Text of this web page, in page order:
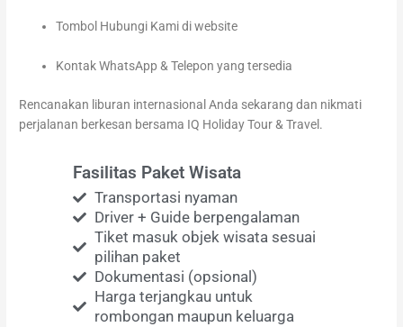
Tombol Hubungi Kami di website
Kontak WhatsApp & Telepon yang tersedia
Rencanakan liburan internasional Anda sekarang dan nikmati
perjalanan berkesan bersama IQ Holiday Tour & Travel.
Fasilitas Paket Wisata
Transportasi nyaman
Driver + Guide berpengalaman
Tiket masuk objek wisata sesuai
pilihan paket
Dokumentasi (opsional)
Harga terjangkau untuk
rombongan maupun keluarga